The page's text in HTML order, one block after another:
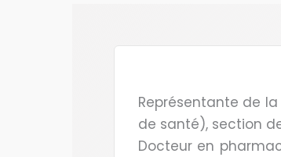
Représentante de
de santé), section
Docteur en